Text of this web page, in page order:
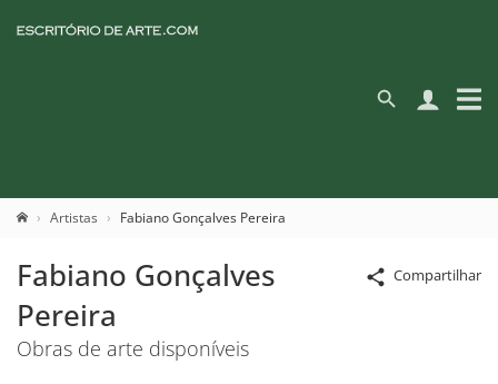
Artistas Fabiano Gonçalves Pereira
Compartilhar
Fabiano Gonçalves
Pereira
Obras de arte disponíveis